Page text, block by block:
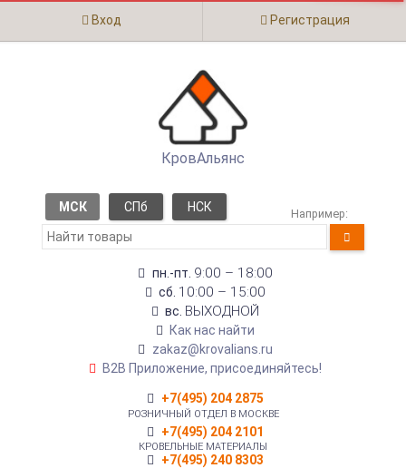
Вход Регистрация
КровАльянс
МСК СПб НСК Например:
пн.-пт. 9:00 – 18:00
сб. 10:00 – 15:00
вс. ВЫХОДНОЙ
Как нас найти
zakaz@krovalians.ru
B2B Приложение, присоединяйтесь!
+7(495) 204 2875
РОЗНИЧНЫЙ ОТДЕЛ В МОСКВЕ
+7(495) 204 2101
КРОВЕЛЬНЫЕ МАТЕРИАЛЫ
+7(495) 240 8303